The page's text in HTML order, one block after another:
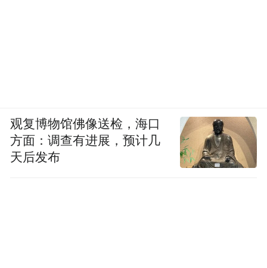
观复博物馆佛像送检，海口
方面：调查有进展，预计几
天后发布